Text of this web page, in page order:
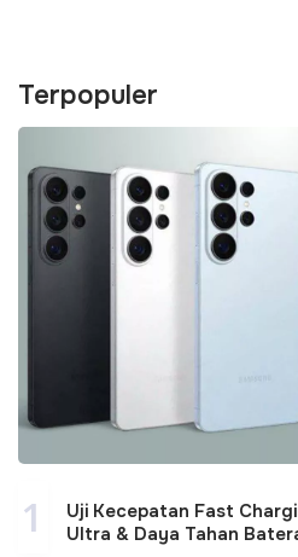
Terpopuler
1
Uji Kecepatan Fast
Ultra & Daya Tahan